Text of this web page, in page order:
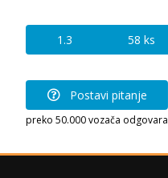
1.3
58 ks
Postavi pitanje
preko 50.000 vozača odgovara